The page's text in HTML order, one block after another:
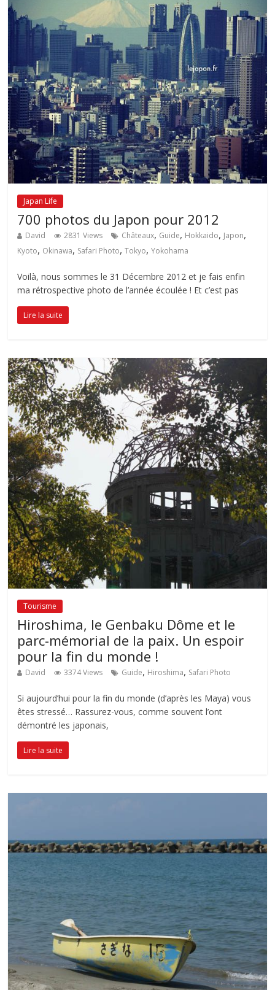
Japan Life
700 photos du Japon pour 2012
David 2831 Views Châteaux, Guide, Hokkaido, Japon,
Kyoto, Okinawa, Safari Photo,Tokyo,Yokohama
Voilà, nous sommes le 31 Décembre 2012 et je fais enfin
ma rétrospective photo de l’année écoulée ! Et c’est pas
Lire la suite
Tourisme
Hiroshima, le Genbaku Dôme et le
parc-mémorial de la paix. Un espoir
pour la fin du monde !
David 3374 Views Guide, Hiroshima, Safari Photo
Si aujourd’hui pour la fin du monde (d’après les Maya) vous
êtes stressé… Rassurez-vous, comme souvent l’ont
démontré les japonais,
Lire la suite